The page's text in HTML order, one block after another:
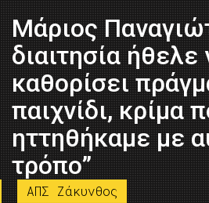
Μάριος
διαιτησία ήθελε
καθορίσει
παιχνίδι, κρίμα
ηττηθήκαμε με
τρόπο”
ΑΠΣ Ζάκυνθος